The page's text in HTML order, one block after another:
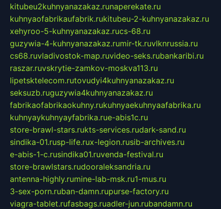
kitubeu2kuhnyanazakaz.runaperekate.ru
kuhnyaofabrikaufabrik.rukitubeu-2-kuhnyanazakaz.ru
xehyroo-5-kuhnyanazakaz.rucs-68.ru
guzywia-4-kuhnyanazakaz.rumir-tk.ruvlknrussia.ru
cs68.ruvladivostok-map.ruvideo-seks.rubankaribi.ru
raszar.ruvskrytie-zamkov-moskva113.ru
lipetsktelecom.rutovudyi4kuhnyanazakaz.ru
seksuzb.ruguzywia4kuhnyanazakaz.ru
fabrikaofabrikaokuhny.rukuhnyaekuhnyaafabrika.ru
kuhnyaykuhnyayfabrika.rue-abis1c.ru
store-brawl-stars.rukts-services.rudark-sand.ru
sindika-01.rusp-life.rux-legion.rusib-archives.ru
e-abis-1-c.rusindika01.ruvenda-festival.ru
store-brawlstars.rudooraleksandria.ru
antenna-highly.rumine-lab-msk.ru1-mus.ru
3-sex-porn.ruban-damn.rupurse-factory.ru
viagra-tablet.rufasbags.ruadler-jun.rubandamn.ru